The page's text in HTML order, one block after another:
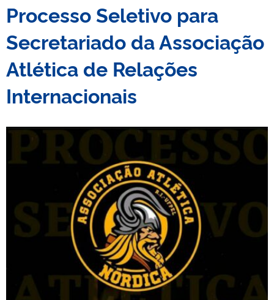
Processo Seletivo para
Secretariado da Associação
Atlética de Relações
Internacionais